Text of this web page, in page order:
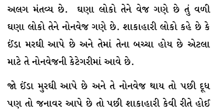
અલગ મંતવ્ય છે. ઘણા લોકો તેને વેજ ગણે છે તું વળી
ઘણા લોકો તેને નોનવેજ ગણે છે. શાકાહારી લોકો કહે છે કે
ઈંડા મરઘી આપે છે અને તેમાં તેના બચ્ચા હોય છે એટલા
માટે તે નોનવેજની કેટેગરીમાં આવે છે.
જો ઈંડા મુરઘી આપે છે અને તે નોનવેજ થાય તો પછી દૂધ
પણ તો જનાવર આપે છે તો પછી શાકાહારી કેવી રીતે હોઈ